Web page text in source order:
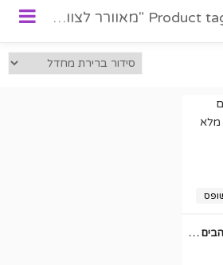
Product tagged "מאוורר לצוואר עם אורות"
מאוורר לצוואר עוצמתי עם להבים מוסתרים פיזור אוויר מלא